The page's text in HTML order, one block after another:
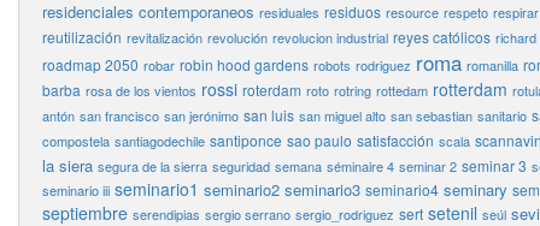
residenciales contemporaneos residuales residuos resource respeto respirar
reutilización revitalización revolución revolucion industrial reyes católicos
roadmap 2050 robar robin hood gardens robots rodriguez roma romanilla
barba rosa de los vientos rossi roterdam roto rotring rottedam rotterdam
antón san francisco san jerónimo san luis san miguel alto san sebastian sanitario
compostela santiagodechile santiponce sao paulo satisfacción scala
la siera segura de la sierra seguridad semana séminaire 4 seminar 2 seminar 3
seminario iii seminario1 seminario2 seminario3 seminario4 seminary
septiembre serendipias sergio serrano sergio_rodriguez sert setenil seúl